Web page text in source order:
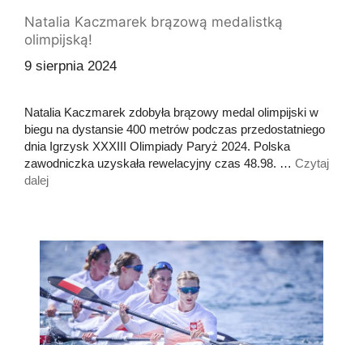
Natalia Kaczmarek brązową medalistką
olimpijską!
9 sierpnia 2024
Natalia Kaczmarek zdobyła brązowy medal olimpijski w
biegu na dystansie 400 metrów podczas przedostatniego
dnia Igrzysk XXXIII Olimpiady Paryż 2024. Polska
zawodniczka uzyskała rewelacyjny czas 48.98. … Czytaj
dalej